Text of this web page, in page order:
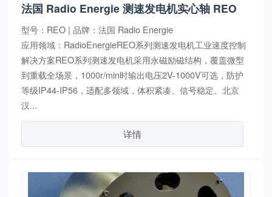
法国 Radio Energie 测速发电机实心轴 REO
型号：REO | 品牌：法国 Radio Energie
应用领域：RadioEnergieREO系列测速发电机工业速度控制
解决方案REO系列测速发电机采用永磁励磁结构，覆盖微型
到重载全场景，1000r/min时输出电压2V-1000V可选，防护
等级IP44-IP56，适配多领域，体积紧凑、信号稳定。北京
汉...
详情